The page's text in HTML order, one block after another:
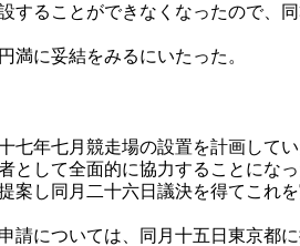
することができなくなったので、
に妥結をみるにいたった。
七年七月競走場の設置を計画して
して全面的に協力することになっ
し同月二十六日議決を得てこれ
請については、同月十五日東京都